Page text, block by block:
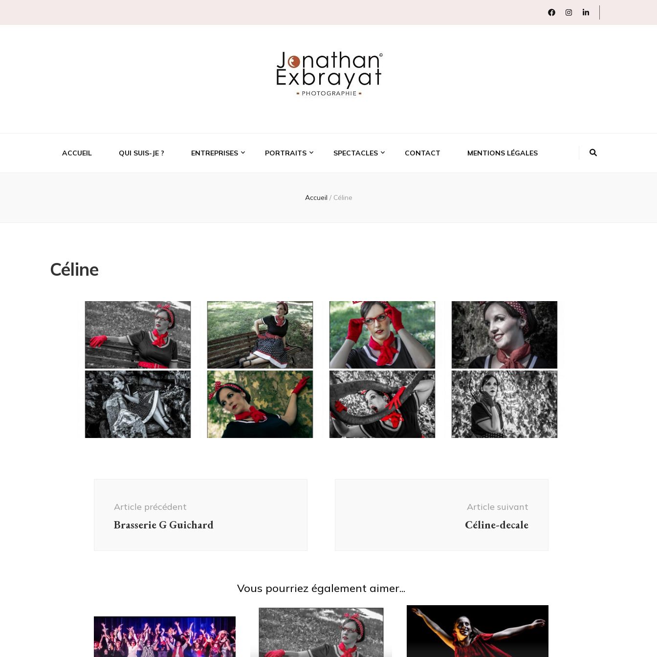
ACCUEIL QUI SUIS-JE ? ENTREPRISES PORTRAITS SPECTACLES CONTACT MENTIONS LÉGALES
Accueil / Céline
Céline
d'article
Article précédent
Brasserie G Guichard
Article suivant
Céline-decale
Vous pourriez également aimer...